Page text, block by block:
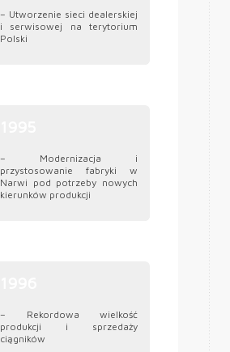
– Utworzenie sieci dealerskiej
i serwisowej na terytorium
Polski
– Modernizacja i
przystosowanie fabryki w
Narwi pod potrzeby nowych
kierunków produkcji
– Rekordowa wielkość
produkcji i sprzedaży
ciągników